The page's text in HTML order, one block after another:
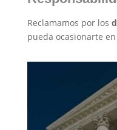
Reclamamos por los
pueda ocasionarte